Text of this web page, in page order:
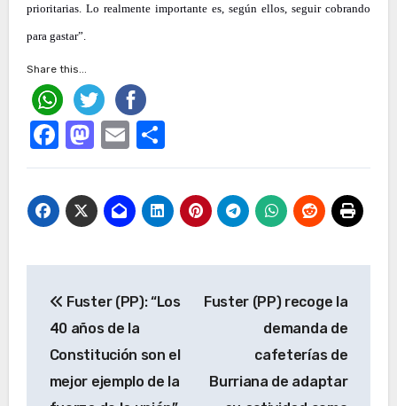
prioritarias. Lo realmente importante es, según ellos, seguir cobrando
para gastar”.
Share this...
Facebook
Mastodon
EmailCompartir
de
entradas
Fuster (PP): “Los
40 años de la
Constitución son el
mejor ejemplo de la
Fuster (PP) recoge la
demanda de
cafeterías de
Burriana de adaptar